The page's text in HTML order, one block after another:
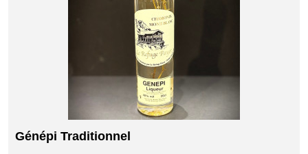
Génépi Traditionnel